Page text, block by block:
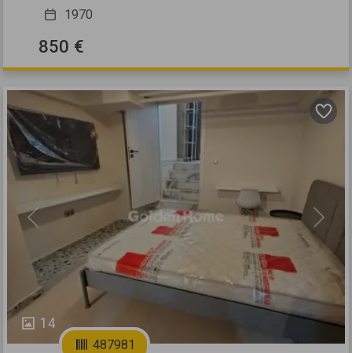
1970
850 €
14
Previous Next
487981